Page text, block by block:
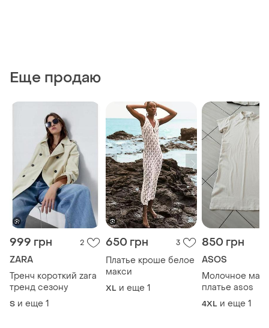
Еще продаю
999 грн 2
ZARA
Тренч короткий zara
тренд сезону
S и еще 1
650 грн 3
Платье кроше белое
макси
XL и еще 1
850 грн
ASOS
Молочное
платье asos
4XL и еще 1